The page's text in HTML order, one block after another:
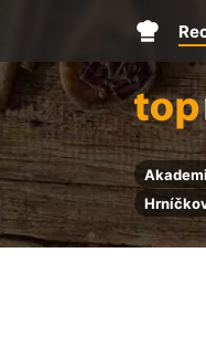
Hlavní
stránka